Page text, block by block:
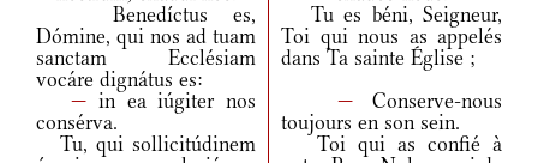
Benedíctus es,
Dómine, qui nos ad tuam
sanctam Ecclésiam
vocáre dignátus es:
Tu es béni, Seigneur,
Toi qui nous as appelés
dans Ta sainte Église ;
— in ea iúgiter nos
consérva.
— Conserve-nous
toujours en son sein.
Tu, qui sollicitúdinem
Toi qui as confié à